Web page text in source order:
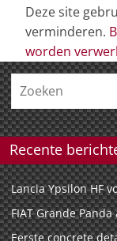
Deze site
verminderen.
worden
Recente
Lancia Ypsilon HF
FIAT Grande
Eerste concrete